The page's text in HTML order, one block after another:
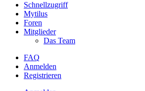
Schnellzugriff
Mytilus
Foren
Mitglieder
Das Team
FAQ
Anmelden
Registrieren